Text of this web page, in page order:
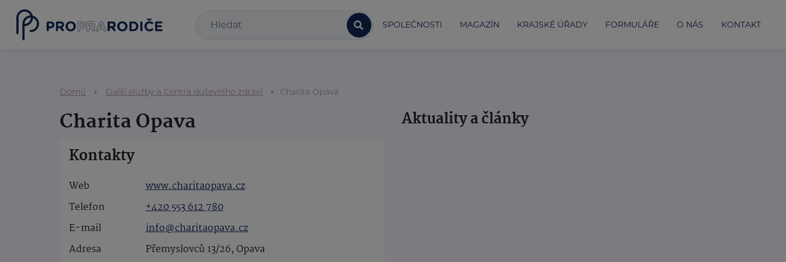
SPOLEČNOSTI MAGAZÍN KRAJSKÉ ÚŘADY FORMULÁŘE O NÁS KONTAKT
Domů Další služby a Centra duševního zdraví Charita Opava
Charita Opava
Kontakty
Web
www.charitaopava.cz
Telefon
+420 553 612 780
E-mail
info@charitaopava.cz
Adresa
Přemyslovců 13/26, Opava
Aktuality a články